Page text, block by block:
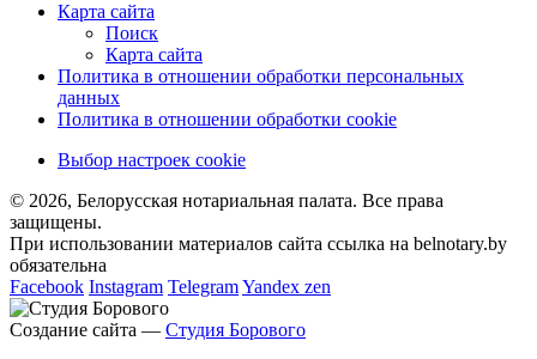
Карта сайта
Поиск
Карта сайта
Политика в отношении обработки персональных
данных
Политика в отношении обработки cookie
Выбор настроек cookie
© 2026, Белорусская нотариальная палата. Все права
защищены.
При использовании материалов сайта ссылка на belnotary.by
обязательна
Facebook Instagram TelegramYandex zen
Создание сайта — Студия Борового